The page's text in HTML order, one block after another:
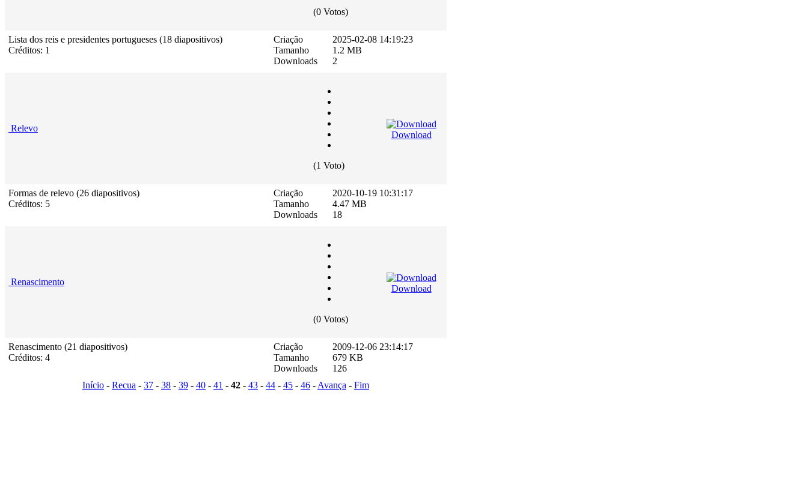
(0 Votos)
Lista dos reis e presidentes portugueses (18 diapositivos)
Créditos: 1
Criação
Tamanho
Downloads
2025-02-08 14:19:23
1.2 MB
2
Relevo
(1 Voto)
Download
Formas de relevo (26 diapositivos)
Créditos: 5
Criação
Tamanho
Downloads
2020-10-19 10:31:17
4.47 MB
18
Renascimento
(0 Votos)
Download
Renascimento (21 diapositivos)
Créditos: 4
Criação
Tamanho
Downloads
2009-12-06 23:14:17
679 KB
126
Início - Recua - 37 - 38 - 39 - 40 - 41 - 42 - 43 - 44 - 45 - 46 -Avança - Fim